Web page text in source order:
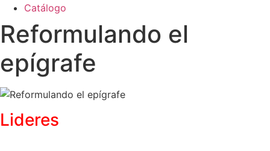
Catálogo
Reformulando el
epígrafe
Lideres